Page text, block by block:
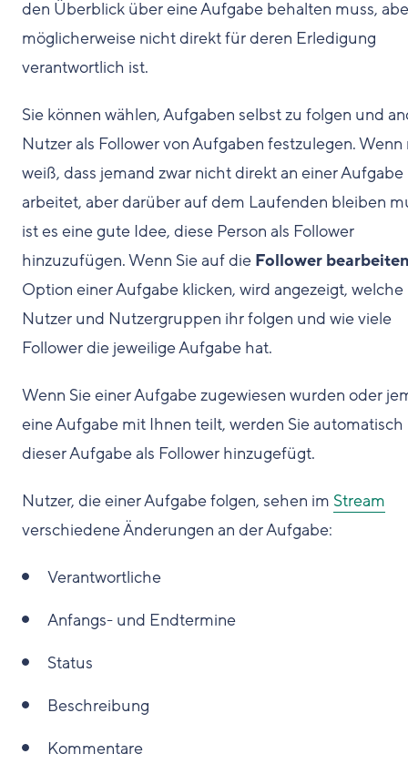
den Überblick über eine Aufgabe behalten muss,
möglicherweise nicht direkt für deren Erledigung
verantwortlich ist.
Sie können wählen, Aufgaben selbst zu folgen und
Nutzer als Follower von Aufgaben festzulegen. Wenn
weiß, dass jemand zwar nicht direkt an einer Aufgabe
arbeitet, aber darüber auf dem Laufenden bleiben
ist es eine gute Idee, diese Person als Follower
hinzuzufügen. Wenn Sie auf die Follower
Option einer Aufgabe klicken, wird angezeigt, welche
Nutzer und Nutzergruppen ihr folgen und wie viele
Follower die jeweilige Aufgabe hat.
Wenn Sie einer Aufgabe zugewiesen wurden oder
eine Aufgabe mit Ihnen teilt, werden Sie automatisch
dieser Aufgabe als Follower hinzugefügt.
Nutzer, die einer Aufgabe folgen, sehen im Stream
verschiedene Änderungen an der Aufgabe:
Verantwortliche
Anfangs- und Endtermine
Status
Beschreibung
Kommentare